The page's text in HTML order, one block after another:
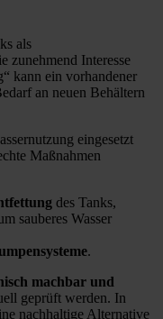
als
zunehmend Interesse
kann ein vorhandener
an neuen Behältern
eingesetzt
Maßnahmen
des Tanks,
sauberes Wasser
.
machbar und
geprüft werden. In
nachhaltige Alternative